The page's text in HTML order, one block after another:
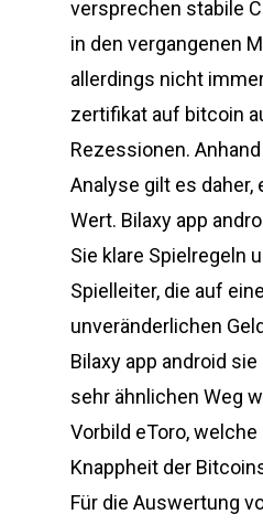
versprechen stabile
in den vergangenen
allerdings nicht
zertifikat auf bitcoin
Rezessionen.
Analyse gilt es daher,
Wert. Bilaxy app
Sie klare Spielregeln
Spielleiter, die auf
unveränderlichen
Bilaxy app android
sehr ähnlichen Weg
Vorbild eToro,
Knappheit der
Für die Auswertung